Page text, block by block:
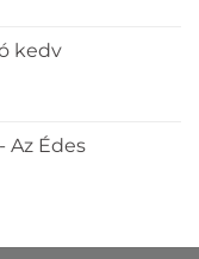
kedv
Az Édes